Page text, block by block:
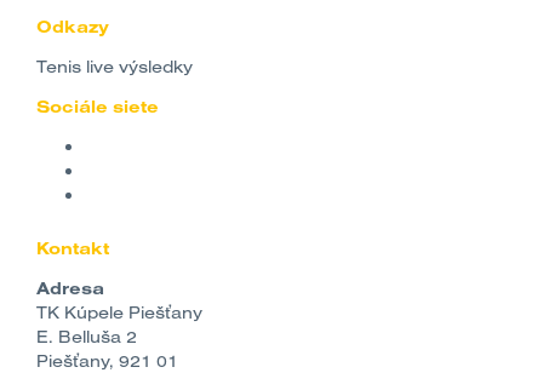
Odkazy
Tenis live výsledky
Sociále siete
Kontakt
Adresa
TK Kúpele Piešťany
E. Belluša 2
Piešťany, 921 01